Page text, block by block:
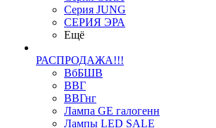
Серия JUNG
СЕРИЯ ЭРА
Ещё
РАСПРОДАЖА!!!
ВбБШВ
ВВГ
ВВГнг
Лампа GE галогенн
Лампы LED SALE